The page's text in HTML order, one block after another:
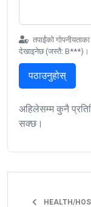
तपाईंको
देखाइनेछ (जस्तै: B***)।
पठाउनुहोस्
अहिलेसम्म कुनै
सक्छ।
HEALTH/